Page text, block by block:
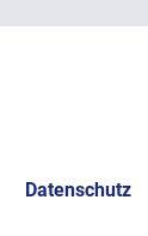
Datenschutz